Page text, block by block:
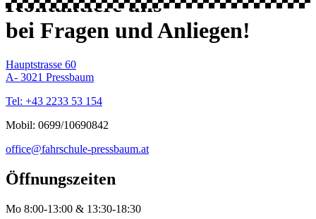
bei Fragen und Anliegen!
Hauptstrasse 60
A- 3021 Pressbaum
Tel: +43 2233 53 154
Mobil: 0699/10690842
office@fahrschule-pressbaum.at
Öffnungszeiten
Mo 8:00-13:00 & 13:30-18:30